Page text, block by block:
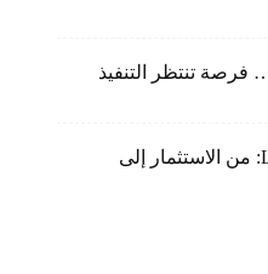
تنتظر التنفيذ
لبنان واقتصاد الـLipstick: من الاستثمار إلى